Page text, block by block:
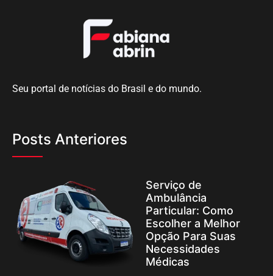
Seu portal de notícias do Brasil e do mundo.
Posts Anteriores
Serviço de
Ambulância
Particular: Como
Escolher a Melhor
Opção Para Suas
Necessidades
Médicas